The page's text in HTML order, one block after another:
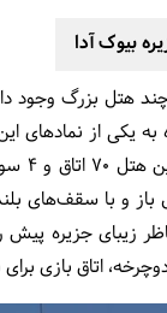
بیوک آدا
از نمادهای این
باز و با سقف‌های
دوچرخه، اتاق بازی